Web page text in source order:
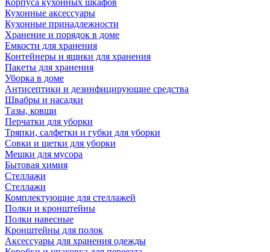
Корпуса кухонных шкафов
Кухонные аксессуары
Кухонные принадлежности
Хранение и порядок в доме
Емкости для хранения
Контейнеры и ящики для хранения
Пакеты для хранения
Уборка в доме
Антисептики и дезинфицирующие средства
Швабры и насадки
Тазы, ковши
Перчатки для уборки
Тряпки, салфетки и губки для уборки
Совки и щетки для уборки
Мешки для мусора
Бытовая химия
Стеллажи
Стеллажи
Комплектующие для стеллажей
Полки и кронштейны
Полки навесные
Кронштейны для полок
Аксессуары для хранения одежды